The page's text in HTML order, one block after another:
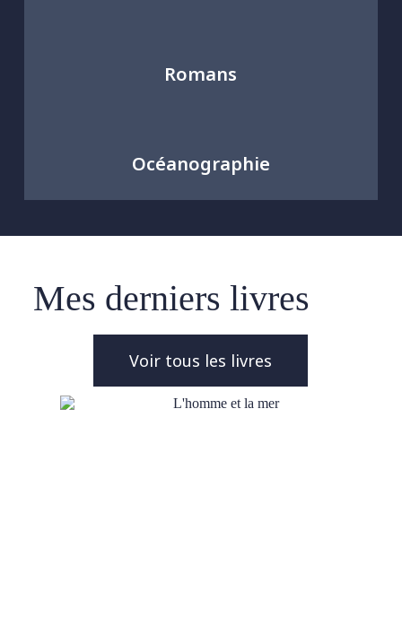
Romans
Océanographie
Mes derniers livres
Voir tous les livres